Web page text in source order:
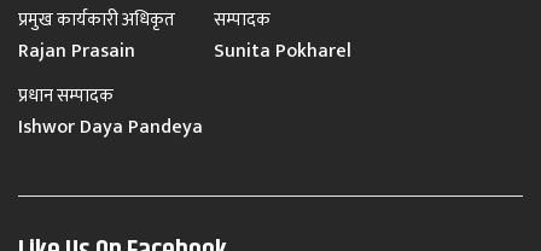
प्रमुख कार्यकारी अधिकृत
Rajan Prasain
सम्पादक
Sunita Pokharel
प्रधान सम्पादक
Ishwor Daya Pandeya